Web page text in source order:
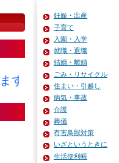
★★★
妊娠・出産
子育て
入園・入学
就職・退職
結婚・離婚
ごみ・リサイクル
住まい・引越し
病気・事故
介護
葬儀
有害鳥獣対策
いざというときに
生活便利帳